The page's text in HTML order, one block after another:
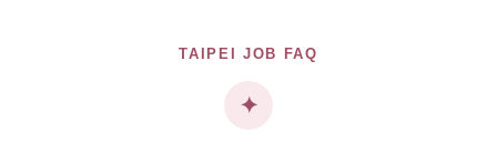
TAIPEI JOB FAQ